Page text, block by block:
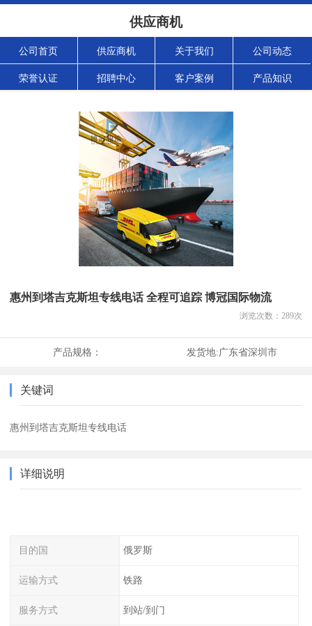
供应商机
公司首页 供应商机 关于我们 公司动态
荣誉认证 招聘中心 客户案例 产品知识
惠州到塔吉克斯坦专线电话 全程可追踪 博冠国际物流
浏览次数： 289次
产品规格： 发货地:广东省深圳市
关键词
惠州到塔吉克斯坦专线电话
详细说明
目的国 俄罗斯
运输方式 铁路
服务方式 到站/到门